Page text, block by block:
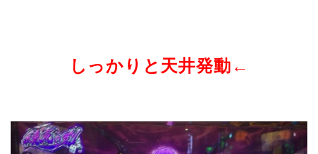
しっかりと天井発動←